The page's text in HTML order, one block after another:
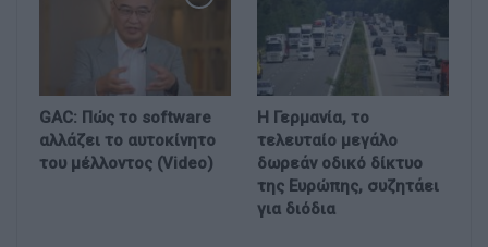
GAC: Πώς το software
αλλάζει το αυτοκίνητο
του μέλλοντος (Video)
Η Γερμανία, το
τελευταίο μεγάλο
δωρεάν οδικό δίκτυο
της Ευρώπης, συζητάει
για διόδια